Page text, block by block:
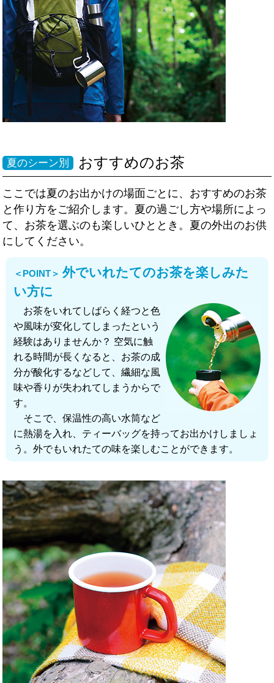
夏のシーン別 おすすめのお茶
ここでは夏のお出かけの場面ごとに、おすすめのお茶
と作り方をご紹介します。夏の過ごし方や場所によっ
て、お茶を選ぶのも楽しいひととき。夏の外出のお供
にしてください。
＜POINT＞ 外でいれたてのお茶を楽しみた
い方に
お茶をいれてしばらく経つと色
や風味が変化してしまったという
経験はありませんか？ 空気に触
れる時間が長くなると、お茶の成
分が酸化するなどして、繊細な風
味や香りが失われてしまうからで
す。
そこで、保温性の高い水筒など
に熱湯を入れ、ティーバッグを持ってお出かけしましょ
う。外でもいれたての味を楽しむことができます。